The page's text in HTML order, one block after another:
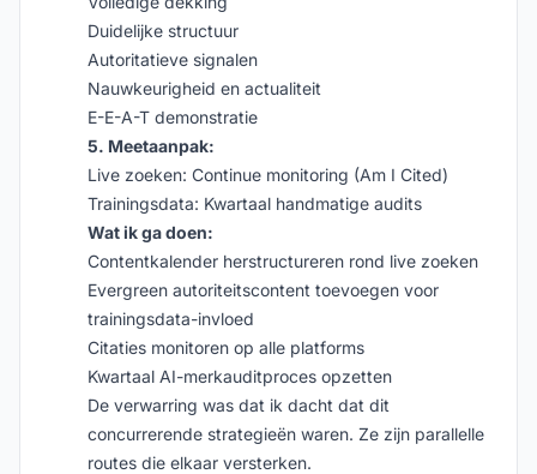
Duidelijke structuur
Autoritatieve signalen
Nauwkeurigheid en actualiteit
E-E-A-T demonstratie
5. Meetaanpak:
Live zoeken: Continue monitoring (Am I Cited)
Trainingsdata: Kwartaal handmatige audits
Wat ik ga doen:
Contentkalender herstructureren rond live zoeken
Evergreen autoriteitscontent toevoegen voor
trainingsdata-invloed
Citaties monitoren op alle platforms
Kwartaal AI-merkauditproces opzetten
De verwarring was dat ik dacht dat dit
concurrerende strategieën waren. Ze zijn parallelle
routes die elkaar versterken.